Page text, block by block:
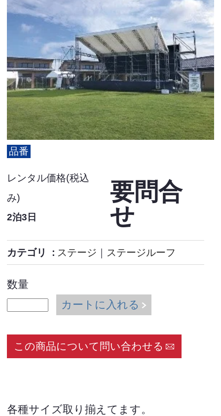
品番
レンタル価格(税込
み)
2泊3日
要問合
せ
カテゴリ ステージ ステージルーフ
数量
カートに入れる
この商品について問い合わせる
各種サイズ取り揃えてます。